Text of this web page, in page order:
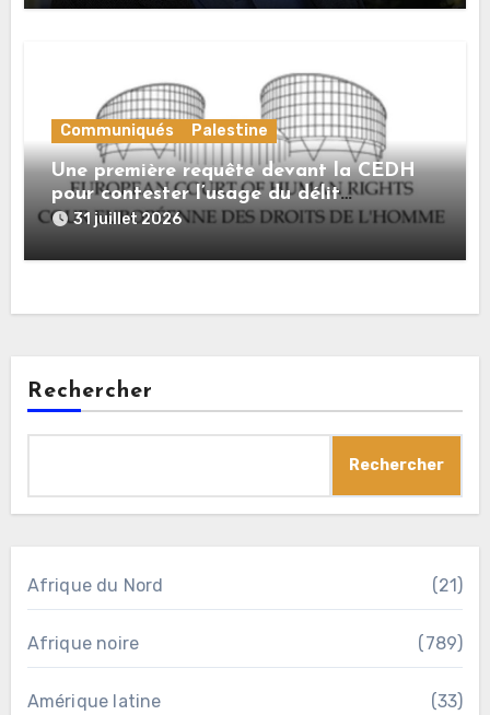
Communiqués Palestine
Une première requête devant la CEDH
pour contester l’usage du délit
d’« apologie du terrorisme » contre les
Palestine
31 juillet 2026
Rechercher
Rechercher
Afrique du Nord (21)
Afrique noire (789)
Amérique latine (33)